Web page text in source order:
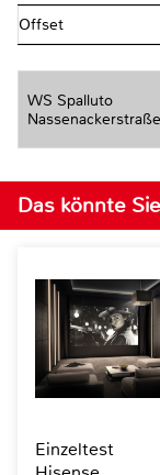
Offset
WS Spalluto
Das könnte
Einzeltest